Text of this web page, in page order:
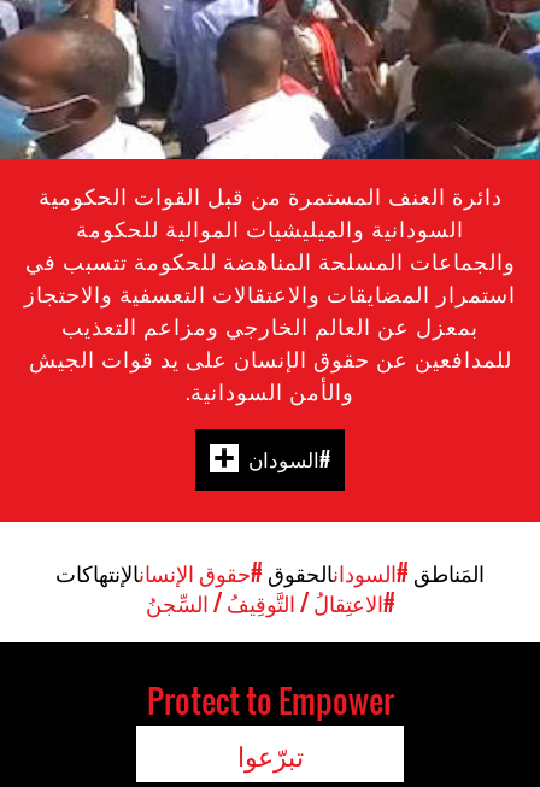
دائرة العنف المستمرة من قبل القوات الحكومية
السودانية والميليشيات الموالية للحكومة
والجماعات المسلحة المناهضة للحكومة تتسبب في
استمرار المضايقات والاعتقالات التعسفية والاحتجاز
بمعزل عن العالم الخارجي ومزاعم التعذيب
للمدافعين عن حقوق الإنسان على يد قوات الجيش
والأمن السودانية.
#السودان
المَناطق #السودانالحقوق #حقوق الإنسانالإنتهاكات
#الاعتِقالُ / التَّوقِيفُ / السِّجنُ
Protect to Empower
تبرّعوا